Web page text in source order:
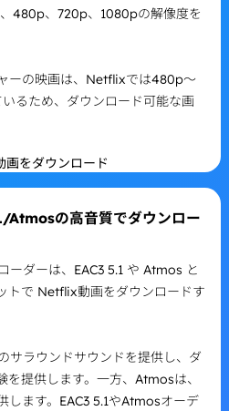
480p、720p、1080pの解像度を
ーの映画は、Netflixでは480p～
るため、ダウンロード可能な画
の高音質でダウンロー
ダーは、EAC3 5.1 や Atmos と
トで Netflix動画をダウンロードす
サラウンドサウンドを提供し、ダ
提供します。一方、Atmosは、
します。EAC3 5.1やAtmosオーデ